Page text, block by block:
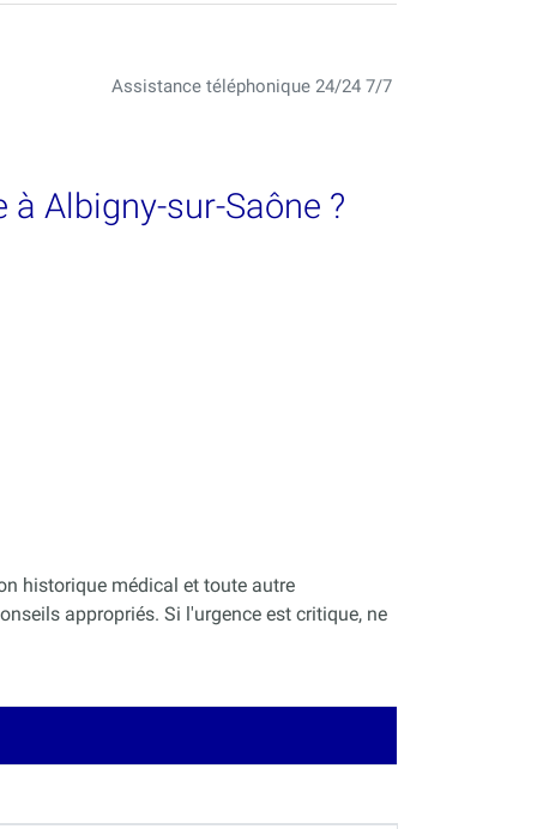
Assistance téléphonique 24/24 7/7
Albigny-sur-Saône ?
historique médical et toute autre
appropriés. Si l'urgence est critique, ne